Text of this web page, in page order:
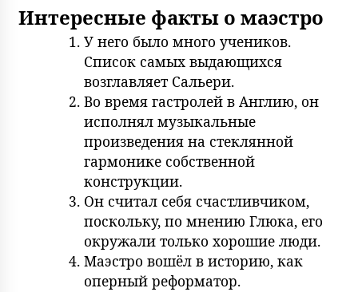
Интересные факты о маэстро
У него было много учеников.
Список самых выдающихся
возглавляет Сальери.
Во время гастролей в Англию, он
исполнял музыкальные
произведения на стеклянной
гармонике собственной
конструкции.
Он считал себя счастливчиком,
поскольку, по мнению Глюка, его
окружали только хорошие люди.
Маэстро вошёл в историю, как
оперный реформатор.